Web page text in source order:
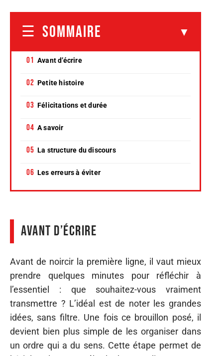
SOMMAIRE
Avant d’écrire
Petite histoire
Félicitations et durée
A savoir
La structure du discours
Les erreurs à éviter
Avant d’écrire
Avant de noircir la première ligne, il vaut mieux
prendre quelques minutes pour réfléchir à
l’essentiel : que souhaitez-vous vraiment
transmettre ? L’idéal est de noter les grandes
idées, sans filtre. Une fois ce brouillon posé, il
devient bien plus simple de les organiser dans
un ordre qui a du sens. Cette étape permet de